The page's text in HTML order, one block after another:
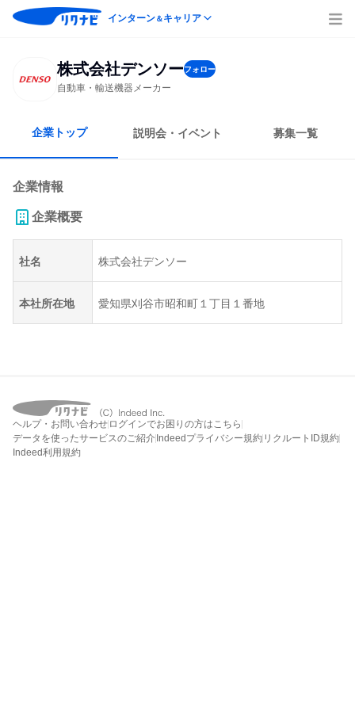
インターン＆キャリア
株式会社デンソーフォロー
自動車・輸送機器メーカー
企業トップ 説明会・イベント 募集一覧
企業情報
企業概要
社名 株式会社デンソー
本社所在地 愛知県刈谷市昭和町１丁目１番地
ヘルプ・お問い合わせ ログインでお困りの方はこちら
データを使ったサービスのご紹介 Indeedプライバシー規約 リクルートID規約
Indeed利用規約